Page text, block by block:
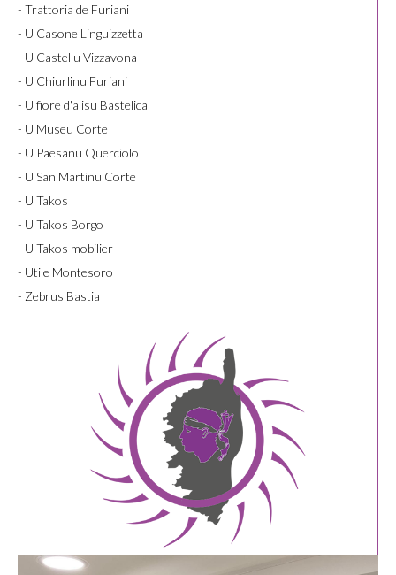
- Trattoria de Furiani
- U Casone Linguizzetta
- U Castellu Vizzavona
- U Chiurlinu Furiani
- U fiore d'alisu Bastelica
- U Museu Corte
- U Paesanu Querciolo
- U San Martinu Corte
- U Takos
- U Takos Borgo
- U Takos mobilier
- Utile Montesoro
- Zebrus Bastia